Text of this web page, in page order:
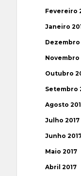
Fevereiro
Janeiro
Dezembro
Novembro
Outubro
Setembro
Agosto
Julho 2017
Junho
Maio 2017
Abril 2017